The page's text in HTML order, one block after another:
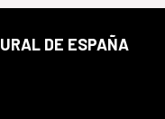
DE ESPAÑA